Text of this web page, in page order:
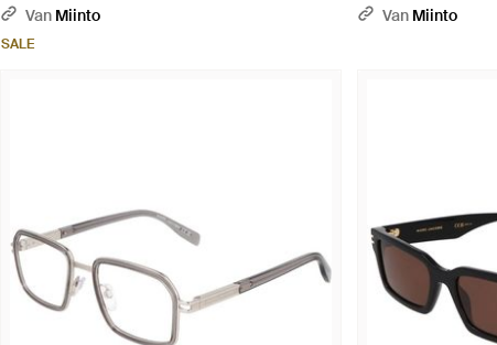
Van Miinto
SALE
Van Miinto